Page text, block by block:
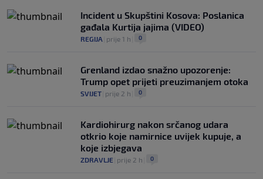
Incident u Skupštini Kosova: Poslanica
gađala Kurtija jajima (VIDEO)
REGIJA prije 1 h 0
Grenland izdao snažno upozorenje:
Trump opet prijeti preuzimanjem otoka
SVIJET prije 2 h 0
Kardiohirurg nakon srčanog udara
otkrio koje namirnice uvijek kupuje, a
koje izbjegava
ZDRAVLJE prije 2 h 0